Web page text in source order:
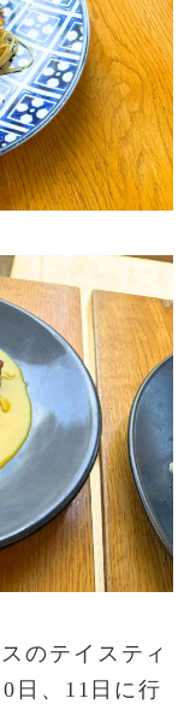
のテイスティ
日、11日に行